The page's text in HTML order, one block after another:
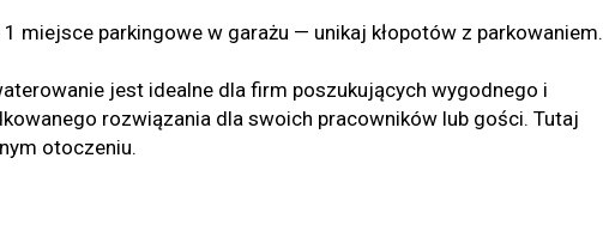
1 miejsce parkingowe w garażu — unikaj kłopotów z parkowaniem.
jest idealne dla firm poszukujących wygodnego i
rozwiązania dla swoich pracowników lub gości. Tutaj
otoczeniu.